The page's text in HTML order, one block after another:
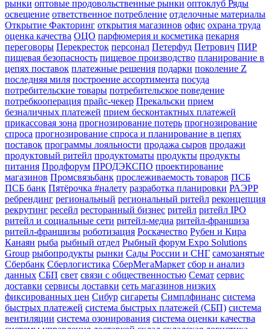
рынки оптовые продовольственные рынки оптоклуб Ряды
освещение ответственное потребление отделочные материалы
Открытие Факторинг открытия магазинов офис охрана труда
оценка качества ОЦО парфюмерия и косметика пекарня
переговоры Перекресток персонал Петерфуд Петрович ПИР
пищевая безопасность пищевое производство планирование в
цепях поставок платежные решения подарки поколение Z
последняя миля построение ассортимента посуда
потребительские товары потребительское поведение
потребкооперация прайс-чекер Прекальски прием
безналичных платежей прием бесконтактных платежей
прикассовая зона прогнозирование потерь прогнозирование
спроса прогнозирование спроса и планирование в цепях
поставок программы лояльности продажа сыров продажи
продуктовый ритейл продуктоматы продукты продукты
питания Продфорум ПРОДЭКСПО проектирование
магазинов Промсвязьбанк прослеживаемость товаров ПСБ
ПСБ банк Пятёрочка #налету разработка планировки РАЭРР
ребрендинг региональный региональный ритейл реконцепция
рекрутинг ресейл ресторанный бизнес ритейл ритейл IPO
ритейл и социальные сети ритейл-медиа ритейл-франшиза
ритейл-франшизы роботизация Роскачество Рубен и Кира
Канаян рыба рыбный отдел Рыбный форум Expo Solutions
Group рыбопродукты рынки Сады России и СНГ самозанятые
Сбербанк Сберлогистика СберМегаМаркет сбор и анализ
данных СБП свет связи с общественностью Семат сервис
доставки сервисы доставки сеть магазинов низких
фиксированных цен Сибур сигареты Симплфинанс система
быстрых платежей система быстрых платежей (СБП) система
вентиляции система озонирования система оценки качества